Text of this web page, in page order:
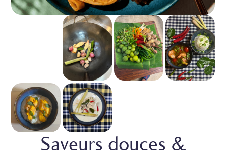
Saveurs douces &